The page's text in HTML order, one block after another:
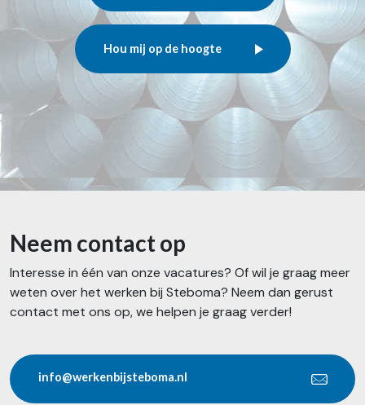
Hou mij op de hoogte
Neem contact op
Interesse in één van onze vacatures? Of wil je graag meer
weten over het werken bij Steboma? Neem dan gerust
contact met ons op, we helpen je graag verder!
info@werkenbijsteboma.nl